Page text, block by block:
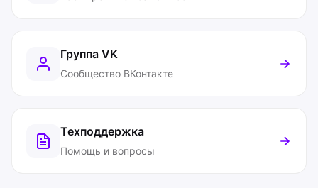
Группа VK
Сообщество ВКонтакте
Техподдержка
Помощь и вопросы